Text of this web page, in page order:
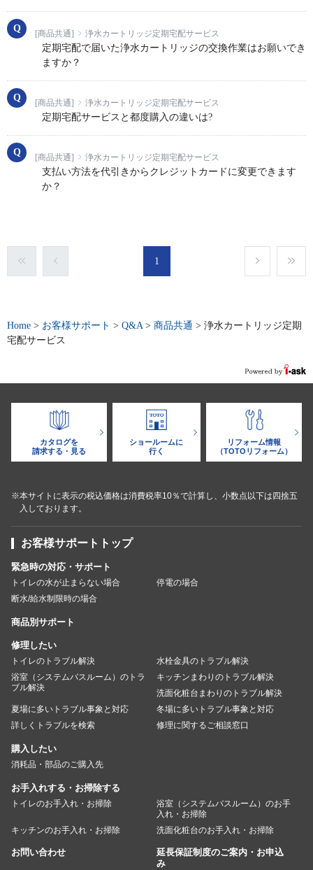
[商品共通] 浄水カートリッジ定期宅配サービス
定期宅配で届いた浄水カートリッジの交換作業はお願いでき
ますか？
[商品共通] 浄水カートリッジ定期宅配サービス
定期宅配サービスと都度購入の違いは?
[商品共通] 浄水カートリッジ定期宅配サービス
支払い方法を代引きからクレジットカードに変更できます
か？
1
Home > お客様サポート > Q&A> 商品共通 > 浄水カートリッジ定期
宅配サービス
カタログを
請求する・見る
ショールームに
行く
リフォーム情報
（TOTOリフォーム）
※本サイトに表示の税込価格は消費税率10％で計算し、小数点以下は四捨五
入しております。
お客様サポートトップ
緊急時の対応・サポート
トイレの水が止まらない場合
停電の場合
断水/給水制限時の場合
商品別サポート
修理したい
トイレのトラブル解決
水栓金具のトラブル解決
浴室（システムバスルーム）のトラ
ブル解決
キッチンまわりのトラブル解決
洗面化粧台まわりのトラブル解決
夏場に多いトラブル事象と対応
冬場に多いトラブル事象と対応
詳しくトラブルを検索
修理に関するご相談窓口
購入したい
消耗品・部品のご購入先
お手入れする・お掃除する
トイレのお手入れ・お掃除
浴室（システムバスルーム）のお手
入れ・お掃除
キッチンのお手入れ・お掃除
洗面化粧台のお手入れ・お掃除
お問い合わせ
延長保証制度のご案内・お申込
み